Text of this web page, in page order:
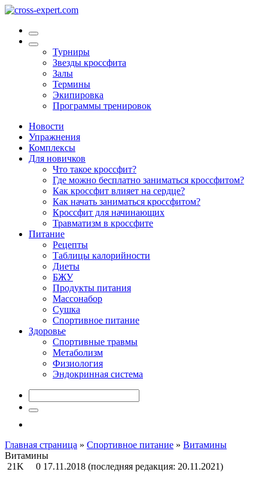
Турниры
Звезды кроссфита
Залы
Термины
Экипировка
Программы тренировок
Новости
Упражнения
Комплексы
Для новичков
Что такое кроссфит?
Где можно бесплатно заниматься кроссфитом?
Как кроссфит влияет на сердце?
Как начать заниматься кроссфитом?
Кроссфит для начинающих
Травматизм в кроссфите
Питание
Рецепты
Таблицы калорийности
Диеты
БЖУ
Продукты питания
Массонабор
Сушка
Спортивное питание
Здоровье
Спортивные травмы
Метаболизм
Физиология
Эндокринная система
Главная страница » Спортивное питание » Витамины
Витамины
21K
0 17.11.2018 (последняя редакция: 20.11.2021)